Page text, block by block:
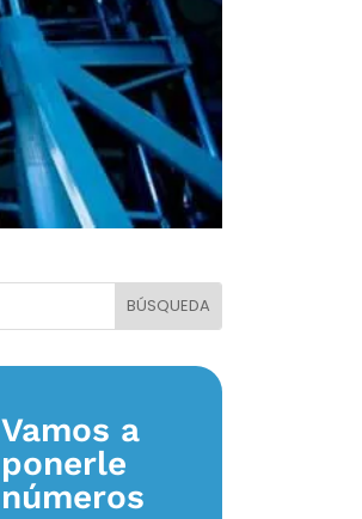
Vamos a
ponerle
números